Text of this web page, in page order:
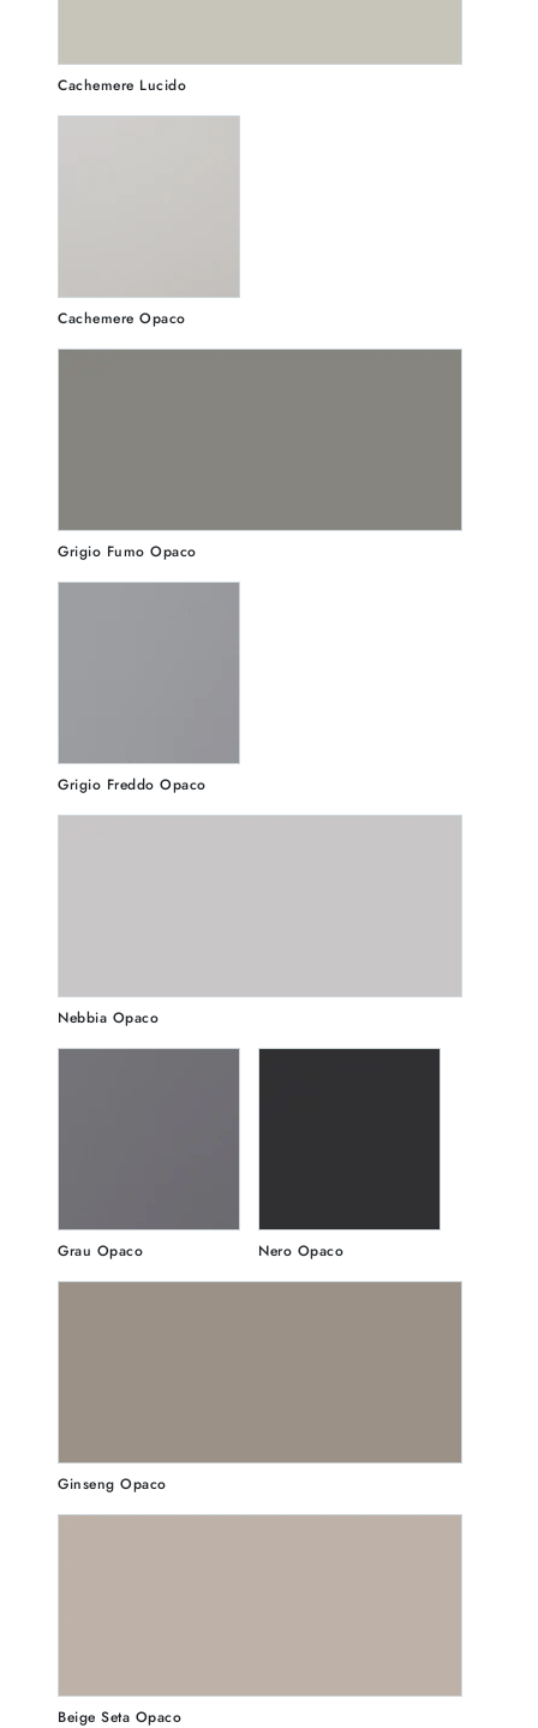
Cachemere Lucido
Cachemere Opaco
Grigio Fumo Opaco
Grigio Freddo Opaco
Nebbia Opaco
Grau Opaco Nero Opaco
Ginseng Opaco
Beige Seta Opaco